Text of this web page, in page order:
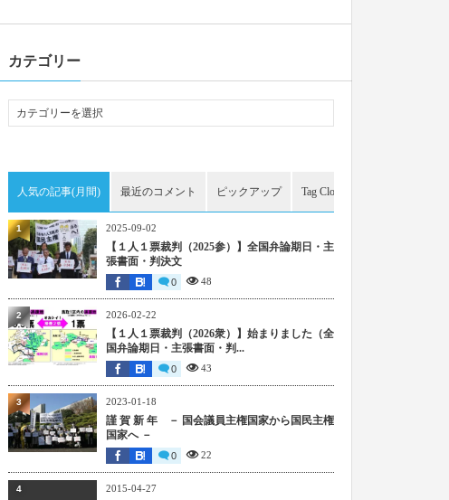
カテゴリー
人気の記事(月間) 最近のコメント ピックアップ Tag Cloud
2025-09-02
【１人１票裁判（2025参）】全国弁論期日・主
張書面・判決文
0 48
1
2026-02-22
【１人１票裁判（2026衆）】始まりました（全
国弁論期日・主張書面・判...
0 43
2
2023-01-18
謹 賀 新 年 － 国会議員主権国家から国民主権
国家へ －
0 22
3
2015-04-27
4